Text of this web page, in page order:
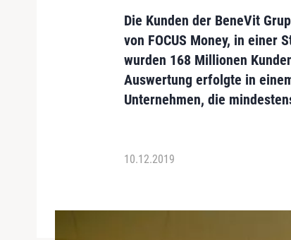
Die Kunden der BeneVit
von FOCUS Money, in einer
wurden 168 Millionen
Auswertung erfolgte in
Unternehmen, die
10.12.2019